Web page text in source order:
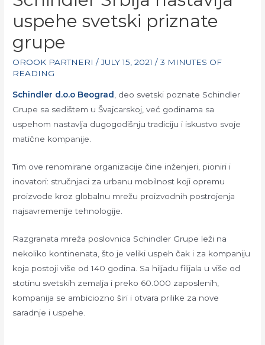
uspehe svetski priznate
grupe
OROOK PARTNERI /JULY 15, 2021 /3 MINUTES OF
READING
Schindler d.o.o Beograd
, deo svetski poznate Schindler
Grupe sa sedištem u Švajcarskoj, već godinama sa
uspehom nastavlja dugogodišnju tradiciju i iskustvo svoje
matične kompanije.
Tim ove renomirane organizacije čine inženjeri, pioniri i
inovatori: stručnjaci za urbanu mobilnost koji opremu
proizvode kroz globalnu mrežu proizvodnih postrojenja
najsavremenije tehnologije.
Razgranata mreža poslovnica Schindler Grupe leži na
nekoliko kontinenata, što je veliki uspeh čak i za kompaniju
koja postoji više od 140 godina. Sa hiljadu filijala u više od
stotinu svetskih zemalja i preko 60.000 zaposlenih,
kompanija se ambiciozno širi i otvara prilike za nove
saradnje i uspehe.